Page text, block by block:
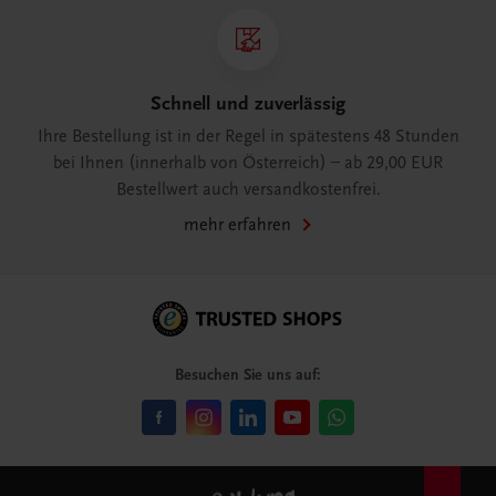
Schnell und zuverlässig
Ihre Bestellung ist in der Regel in spätestens 48 Stunden
bei Ihnen (innerhalb von Österreich) – ab 29,00 EUR
Bestellwert auch versandkostenfrei.
mehr erfahren
Besuchen Sie uns auf: